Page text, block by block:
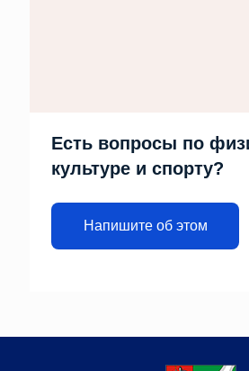
Есть вопросы по
культуре и спорту?
Напишите об этом